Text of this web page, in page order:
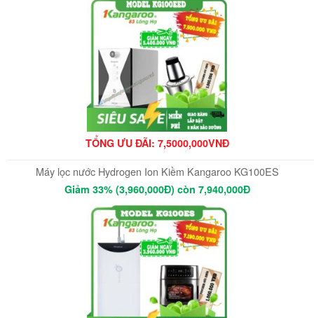
TỔNG ƯU ĐÃI: 7,5000,000VNĐ
Máy lọc nước Hydrogen Ion Kiềm Kangaroo KG100ES
Giảm 33% (3,960,000Đ) còn 7,940,000Đ